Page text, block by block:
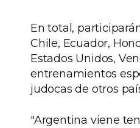
En total,
Chile, Ecuador,
Estados Unidos,
entrenamientos
judocas de otros
"Argentina viene